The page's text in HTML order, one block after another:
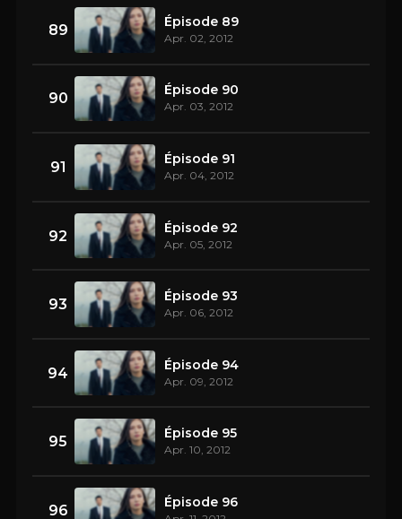
89 Épisode 89
Apr. 02, 2012
90 Épisode 90
Apr. 03, 2012
91 Épisode 91
Apr. 04, 2012
92 Épisode 92
Apr. 05, 2012
93 Épisode 93
Apr. 06, 2012
94 Épisode 94
Apr. 09, 2012
95 Épisode 95
Apr. 10, 2012
96 Épisode 96